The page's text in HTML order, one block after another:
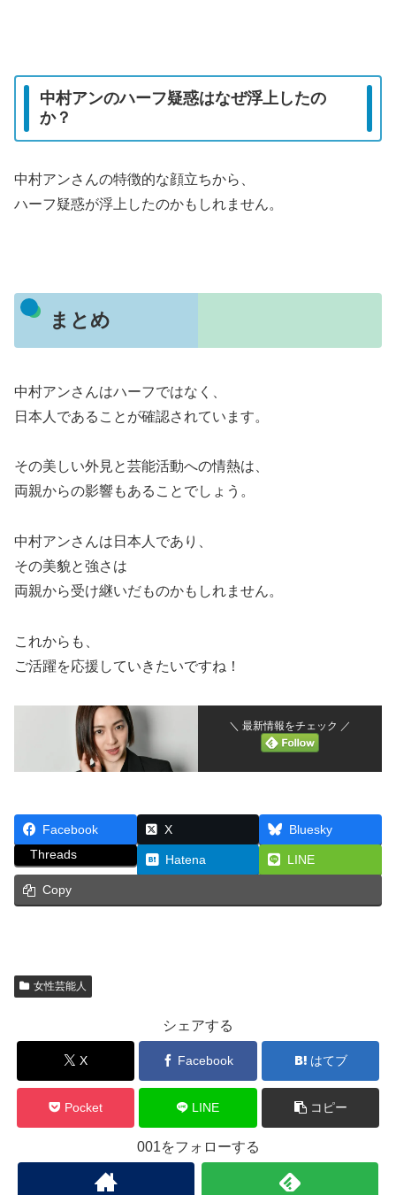
中村アンのハーフ疑惑はなぜ浮上したの
か？
中村アンさんの特徴的な顔立ちから、
ハーフ疑惑が浮上したのかもしれません。
まとめ
中村アンさんはハーフではなく、
日本人であることが確認されています。
その美しい外見と芸能活動への情熱は、
両親からの影響もあることでしょう。
中村アンさんは日本人であり、
その美貌と強さは
両親から受け継いだものかもしれません。
これからも、
ご活躍を応援していきたいですね！
＼ 最新情報をチェック ／
Facebook X
Bluesky
Threads
Hatena LINE
Copy
女性芸能人
シェアする
X Facebook はてブ
Pocket LINE コピー
001をフォローする